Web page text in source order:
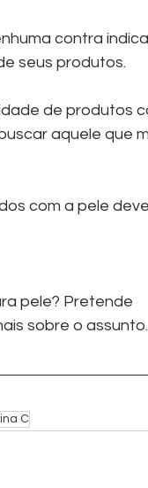
seus produtos.
de produtos
aquele que
com a pele
pele? Pretende
sobre o assunto.
C